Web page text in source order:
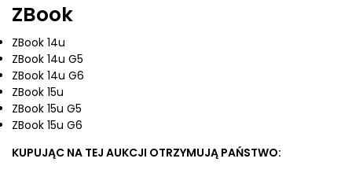
ZBook
ZBook 14u
ZBook 14u G5
ZBook 14u G6
ZBook 15u
ZBook 15u G5
ZBook 15u G6
KUPUJĄC NA TEJ AUKCJI OTRZYMUJĄ PAŃSTWO: